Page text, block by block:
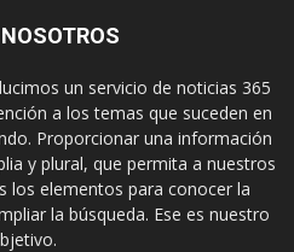
un servicio de noticias 365
a los temas que suceden en
Proporcionar una información
y plural, que permita a nuestros
los elementos para conocer la
la búsqueda. Ese es nuestro